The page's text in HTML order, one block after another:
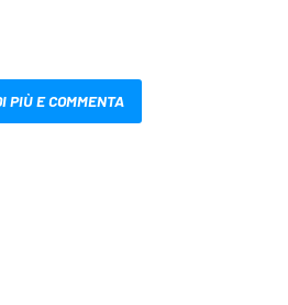
PIÙ E COMMENTA